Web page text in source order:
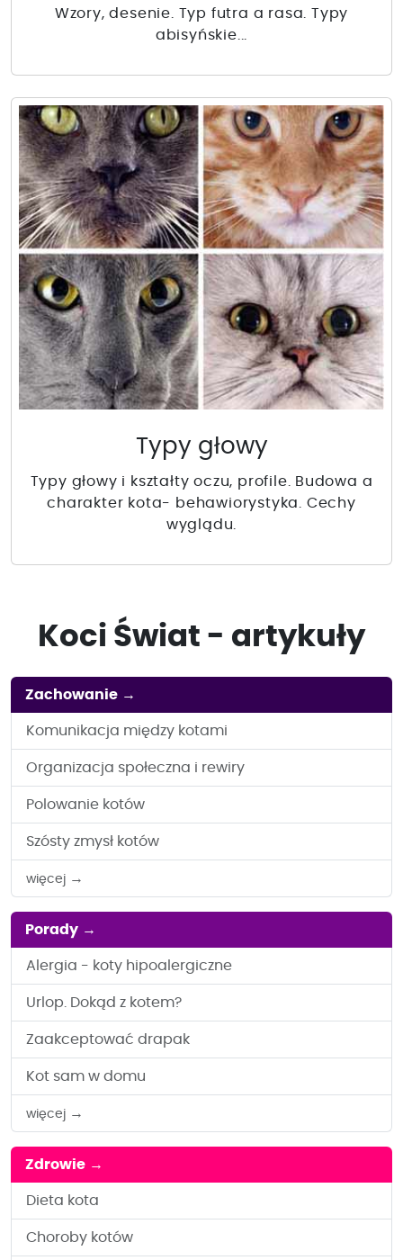
Wzory, desenie. Typ futra a rasa. Typy
abisyńskie...
Typy głowy
Typy głowy i kształty oczu, profile. Budowa a
charakter kota- behawiorystyka. Cechy
wyglądu.
Koci Świat - artykuły
Zachowanie →
Komunikacja między kotami
Organizacja społeczna i rewiry
Polowanie kotów
Szósty zmysł kotów
więcej →
Porady →
Alergia - koty hipoalergiczne
Urlop. Dokąd z kotem?
Zaakceptować drapak
Kot sam w domu
więcej →
Zdrowie →
Dieta kota
Choroby kotów